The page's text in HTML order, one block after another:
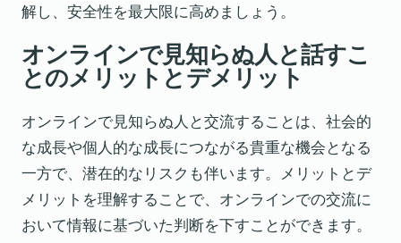
解し、安全性を最大限に高めましょう。
オンラインで見知らぬ人と話すこ
とのメリットとデメリット
オンラインで見知らぬ人と交流することは、社会的
な成長や個人的な成長につながる貴重な機会となる
一方で、潜在的なリスクも伴います。メリットとデ
メリットを理解することで、オンラインでの交流に
おいて情報に基づいた判断を下すことができます。